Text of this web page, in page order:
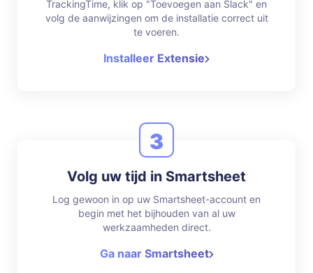
TrackingTime, klik op "Toevoegen aan Slack" en
volg de aanwijzingen om de installatie correct uit
te voeren.
Installeer Extensie
3
Volg uw tijd in Smartsheet
Log gewoon in op uw Smartsheet-account en
begin met het bijhouden van al uw
werkzaamheden direct.
Ga naar Smartsheet